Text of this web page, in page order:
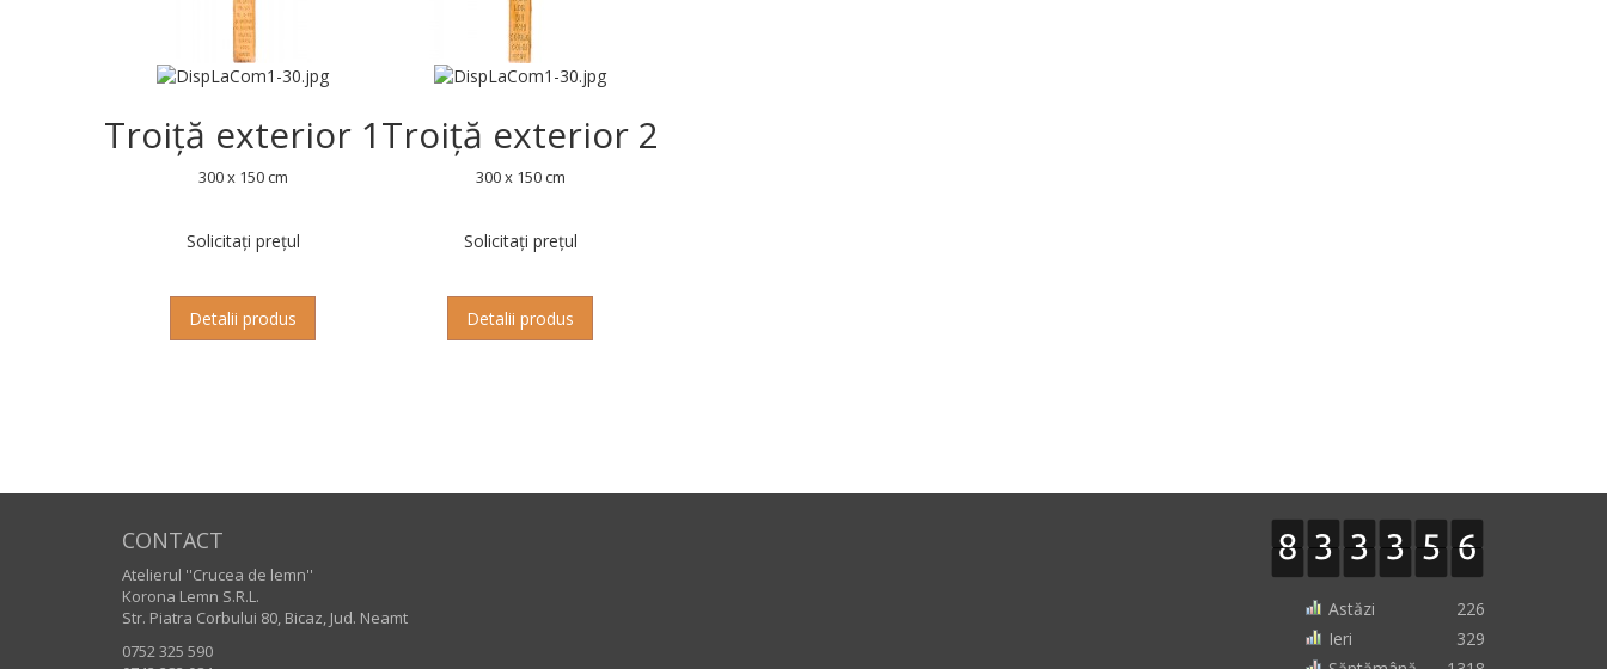
Troiță exterior 1
300 x 150 cm
Solicitați prețul
Detalii produs
Troiță exterior 2
300 x 150 cm
Solicitați prețul
Detalii produs
CONTACT
Atelierul ''Crucea de lemn''
Korona Lemn S.R.L.
Str. Piatra Corbului 80, Bicaz, Jud. Neamt
0752 325 590
Astăzi
226
Ieri
329